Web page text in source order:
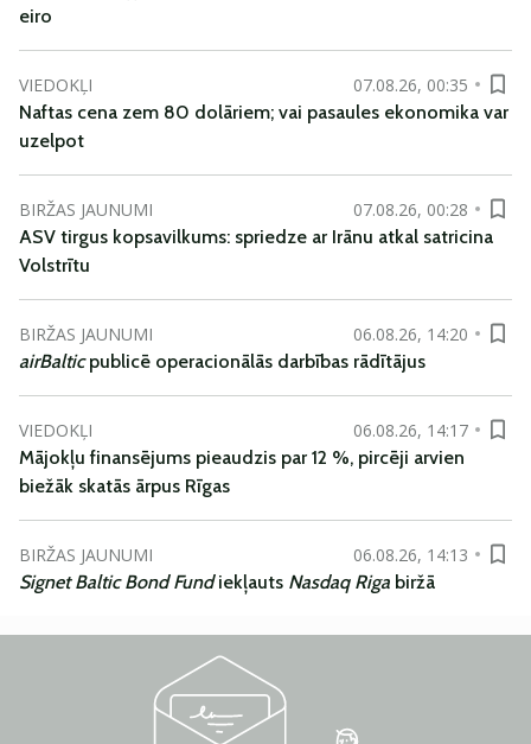
eiro
VIEDOKĻI
07.08.26, 00:35
Naftas cena zem 80 dolāriem; vai pasaules ekonomika var
uzelpot
BIRŽAS JAUNUMI
07.08.26, 00:28
ASV tirgus kopsavilkums: spriedze ar Irānu atkal satricina
Volstrītu
BIRŽAS JAUNUMI
06.08.26, 14:20
airBalticpublicē operacionālās darbības rādītājus
VIEDOKĻI
06.08.26, 14:17
Mājokļu finansējums pieaudzis par 12 %, pircēji arvien
biežāk skatās ārpus Rīgas
BIRŽAS JAUNUMI
06.08.26, 14:13
Signet Baltic Bond Fundiekļauts Nasdaq Riga biržā